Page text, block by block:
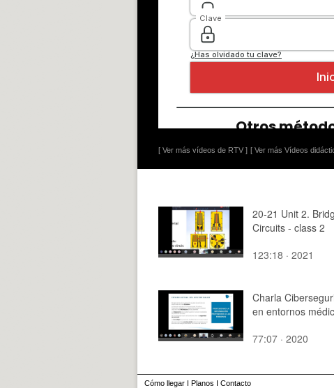
[ Ver más vídeos de RTV ] [ Ver más Vídeos
20-21 Unit 2.
Circuits - class 2
123:18 · 2021
Charla
en entornos
77:07 · 2020
Cómo llegar I Planos I Contacto